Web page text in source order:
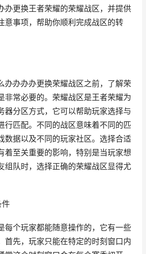
办更换王者荣耀的荣耀战区，并提供
意事项，帮助你顺利完成战区的转
办办办办更换荣耀战区之前，了解荣
非常必要的。荣耀战区是王者荣耀为
器分区方式，它可以帮助玩家选择与
行匹配。不同的战区意味着不同的匹
数据以及不同的玩家社区。选择合适
着至关重要的影响，特别是当玩家想
组队时，选择正确的荣耀战区显得尤
件
每个玩家都能随意操作的，它有一些
首先，玩家只能在特定的时刻窗口内